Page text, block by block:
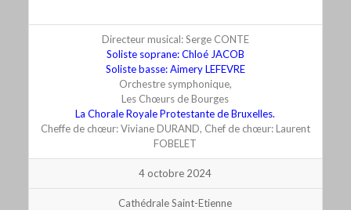
Directeur musical: Serge CONTE
Soliste soprane: Chloé JACOB
Soliste basse: Aimery LEFEVRE
Orchestre symphonique,
Les Chœurs de Bourges
La Chorale Royale Protestante de Bruxelles.
Cheffe de chœur: Viviane DURAND, Chef de chœur: Laurent
FOBELET
4 octobre 2024
Cathédrale Saint-Etienne